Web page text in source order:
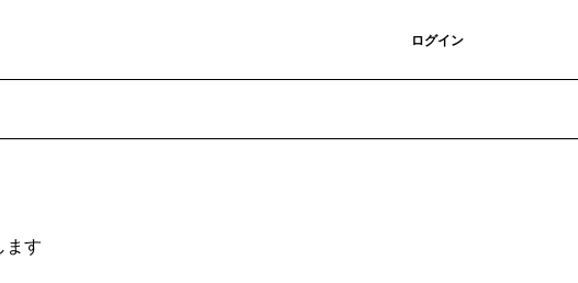
ログイン
ます